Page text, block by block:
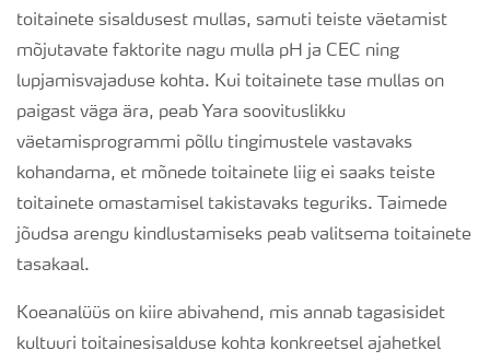
toitainete sisaldusest mullas, samuti teiste väetamist
mõjutavate faktorite nagu mulla pH ja CEC ning
lupjamisvajaduse kohta. Kui toitainete tase mullas on
paigast väga ära, peab Yara soovituslikku
väetamisprogrammi põllu tingimustele vastavaks
kohandama, et mõnede toitainete liig ei saaks teiste
toitainete omastamisel takistavaks teguriks. Taimede
jõudsa arengu kindlustamiseks peab valitsema toitainete
tasakaal.
Koeanalüüs on kiire abivahend, mis annab tagasisidet
kultuuri toitainesisalduse kohta konkreetsel ajahetkel